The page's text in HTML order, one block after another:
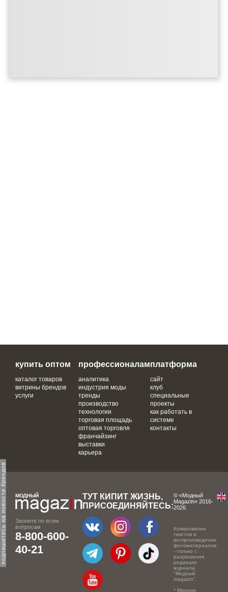
подпишитесь на новости брендов
купить оптом
каталог товаров
витрины брендов
услуги
профессионалам
аналитика
индустрия моды
тренды
производство
технологии
торговая площадь
оптовая торговля
франчайзинг
выставки
карьера
платформа
сайт
клуб
специальные
проекты
как работать в
системе
контакты
Звоните по всем
вопросам
8-800-600-
40-21
ТУТ КИПИТ ЖИЗНЬ,
ПРИСОЕДИНЯЙТЕСЬ:
© «Модный
Magazin» 2016-
2026.
Копирование
текстов и
воспроизведение
фотоматериалов
- только с
разрешения
редакции
журнала
"Модный
magazin".
* Мнение